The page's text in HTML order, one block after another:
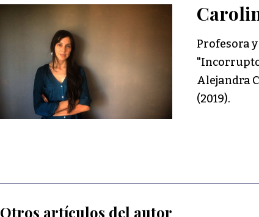
Profesora
Alejandra
(2019).
Otros artículos del autor